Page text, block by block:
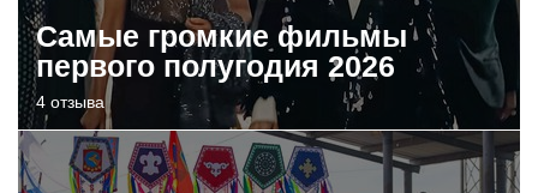
Самые громкие фильмы
первого полугодия 2026
4 отзыва